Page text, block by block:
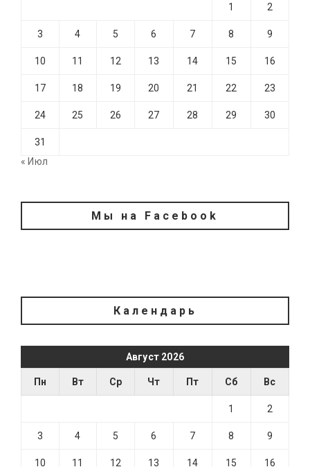
1 2
3 4 5 6 7 8 9
10 11 12 13 14 15 16
17 18 19 20 21 22 23
24 25 26 27 28 29 30
31
« Июл
Мы на Facebook
Календарь
Август 2026
Пн Вт Ср Чт Пт Сб Вс
1 2
3 4 5 6 7 8 9
10 11 12 13 14 15 16